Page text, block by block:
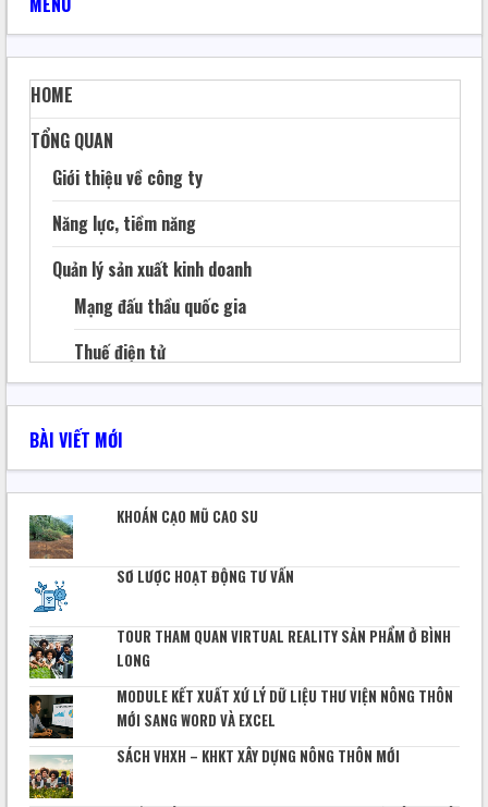
HOME
TỔNG QUAN
Giới thiệu về công ty
Năng lực, tiềm năng
Quản lý sản xuất kinh doanh
Mạng đấu thầu quốc gia
Thuế điện tử
Hóa đơn điện tử
Bảo hiểm xã hội
Báo khoa học
Sáng tạo kỹ thuật
CHUYỂN ĐỔI SỐ
Phần mềm – website
Quản lý sản xuất
BÀI VIẾT MỚI
KHOÁN CẠO MŨ CAO SU
SƠ LƯỢC HOẠT ĐỘNG TƯ VẤN
TOUR THAM QUAN VIRTUAL REALITY SẢN PHẨM Ở BÌNH
LONG
MODULE KẾT XUẤT XỨ LÝ DỮ LIỆU THƯ VIỆN NÔNG THÔN
MỚI SANG WORD VÀ EXCEL
SÁCH VHXH – KHKT XÂY DỰNG NÔNG THÔN MỚI